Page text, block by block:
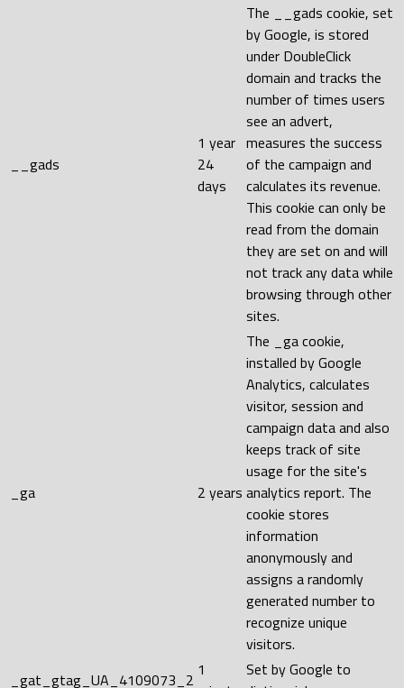
__gads
1 year
24
days
The __gads cookie, set
by Google, is stored
under DoubleClick
domain and tracks the
number of times users
see an advert,
measures the success
of the campaign and
calculates its revenue.
This cookie can only be
read from the domain
they are set on and will
not track any data while
browsing through other
sites.
_ga 2 years
The _ga cookie,
installed by Google
Analytics, calculates
visitor, session and
campaign data and also
keeps track of site
usage for the site's
analytics report. The
cookie stores
information
anonymously and
assigns a randomly
generated number to
recognize unique
visitors.
_gat_gtag_UA_4109073_2 1
Set by Google to